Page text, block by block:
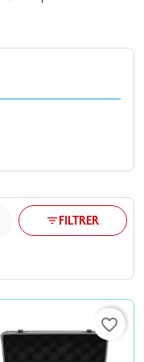
filter_listFILTRER
favorite_border